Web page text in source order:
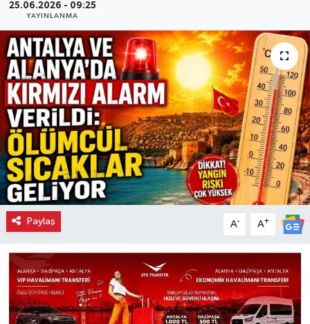
25.06.2026 - 09:25
YAYINLANMA
Paylaş A- A+